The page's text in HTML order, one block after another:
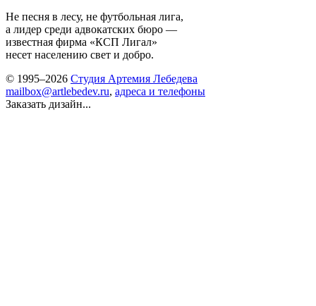
Не песня в лесу, не футбольная лига,
а лидер среди адвокатских бюро —
известная фирма «КСП Лигал»
несет населению свет и добро.
© 1995–2026 Студия Артемия Лебедева
mailbox@artlebedev.ru, адреса и телефоны
Заказать дизайн...